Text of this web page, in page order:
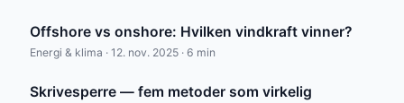
Offshore vs onshore: Hvilken vindkraft vinner?
Energi & klima · 12. nov. 2025 · 6 min
Skrivesperre — fem metoder som virkelig